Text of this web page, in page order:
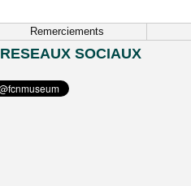
Remerciements
RESEAUX SOCIAUX